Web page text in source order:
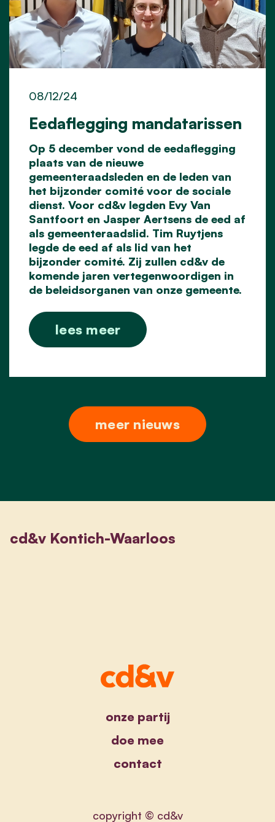
Eedaflegging mandatarissen
08/12/24
Op 5 december vond de eedaflegging
plaats van de nieuwe
gemeenteraadsleden en de leden van
het bijzonder comité voor de sociale
dienst. Voor cd&v legden Evy Van
Santfoort en Jasper Aertsens de eed af
als gemeenteraadslid. Tim Ruytjens
legde de eed af als lid van het
bijzonder comité. Zij zullen cd&v de
komende jaren vertegenwoordigen in
de beleidsorganen van onze gemeente.
lees meer
meer nieuws
cd&v Kontich-Waarloos
onze partij
doe mee
contact
copyright © cd&v